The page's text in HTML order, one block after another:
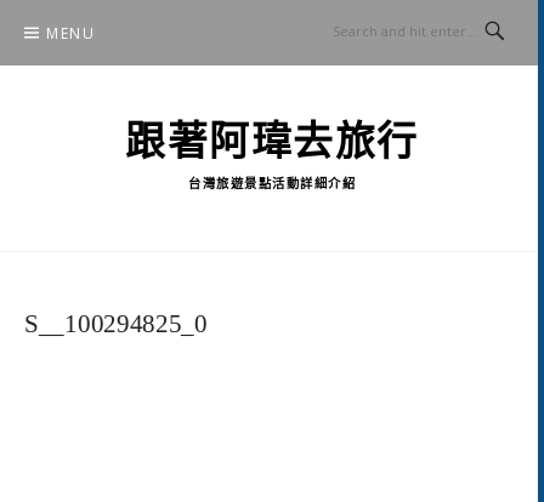
content
MENU
跟著阿瑋去旅行
台灣旅遊景點活動詳細介紹
S__100294825_0